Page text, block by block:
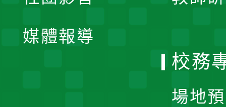
媒體報導
校務
場地